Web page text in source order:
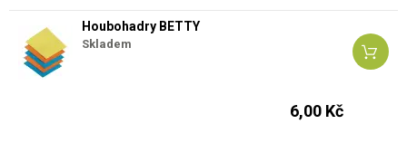
Houbohadry BETTY
Skladem
6,00 Kč